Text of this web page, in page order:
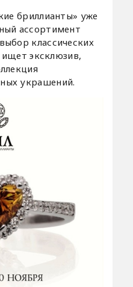
бриллианты» уже
ассортимент
классических
ищет эксклюзив,
украшений.